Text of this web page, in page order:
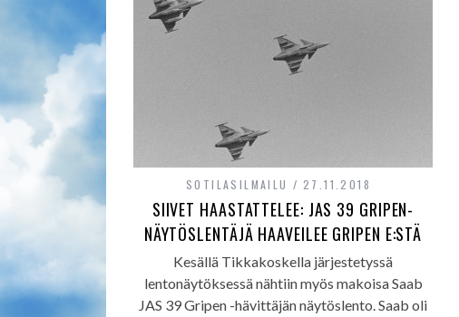
SOTILASILMAILU 27.11.2018
SIIVET HAASTATTELEE: JAS 39 GRIPEN-
NÄYTÖSLENTÄJÄ HAAVEILEE GRIPEN E:STÄ
Kesällä Tikkakoskella järjestetyssä
lentonäytöksessä nähtiin myös makoisa Saab
JAS 39 Gripen -hävittäjän näytöslento. Saab oli